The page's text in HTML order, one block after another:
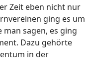
Zeit eben nicht nur
ging es um
sagen, es ging
Dazu gehörte
in der